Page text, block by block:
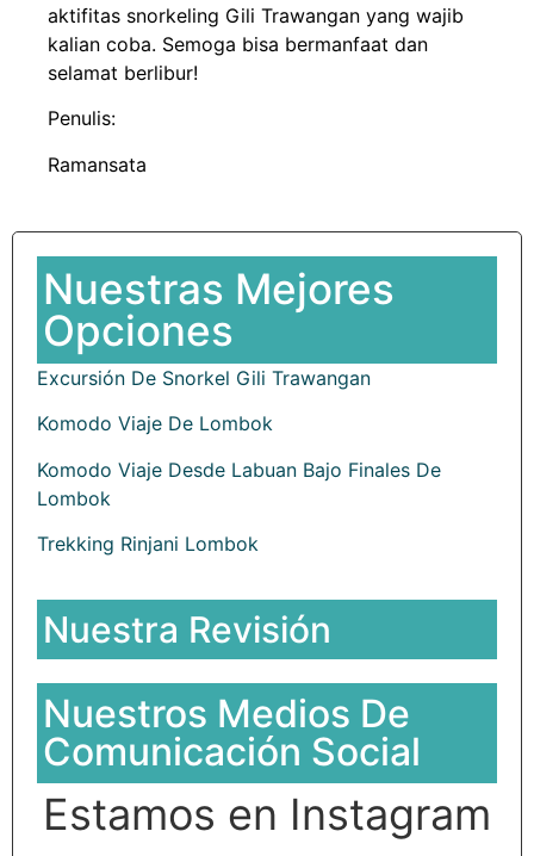
aktifitas snorkeling Gili Trawangan yang wajib
kalian coba. Semoga bisa bermanfaat dan
selamat berlibur!
Penulis:
Ramansata
Nuestras Mejores
Opciones
Excursión De Snorkel Gili Trawangan
Komodo Viaje De Lombok
Komodo Viaje Desde Labuan Bajo Finales De
Lombok
Trekking Rinjani Lombok
Nuestra Revisión
Nuestros Medios De
Comunicación Social
Estamos en Instagram